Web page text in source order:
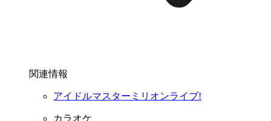
関連情報
アイドルマスターミリオンライブ!
カラオケ